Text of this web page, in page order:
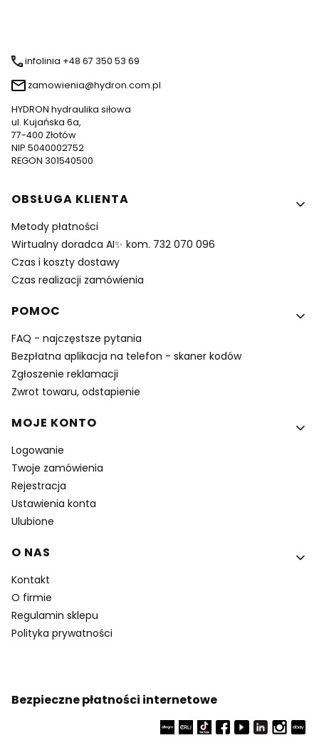
infolinia +48 67 350 53 69
zamowienia@hydron.com.pl
HYDRON hydraulika siłowa
ul. Kujańska 6a,
77-400 Złotów
NIP 5040002752
REGON 301540500
Linki w stopce
OBSŁUGA KLIENTA
Metody płatności
Wirtualny doradca AI✨ kom. 732 070 096
Czas i koszty dostawy
Czas realizacji zamówienia
POMOC
FAQ - najczęstsze pytania
Bezpłatna aplikacja na telefon - skaner kodów
Zgłoszenie reklamacji
Zwrot towaru, odstapienie
MOJE KONTO
Logowanie
Twoje zamówienia
Rejestracja
Ustawienia konta
Ulubione
O NAS
Kontakt
O firmie
Regulamin sklepu
Polityka prywatności
Bezpieczne płatności internetowe